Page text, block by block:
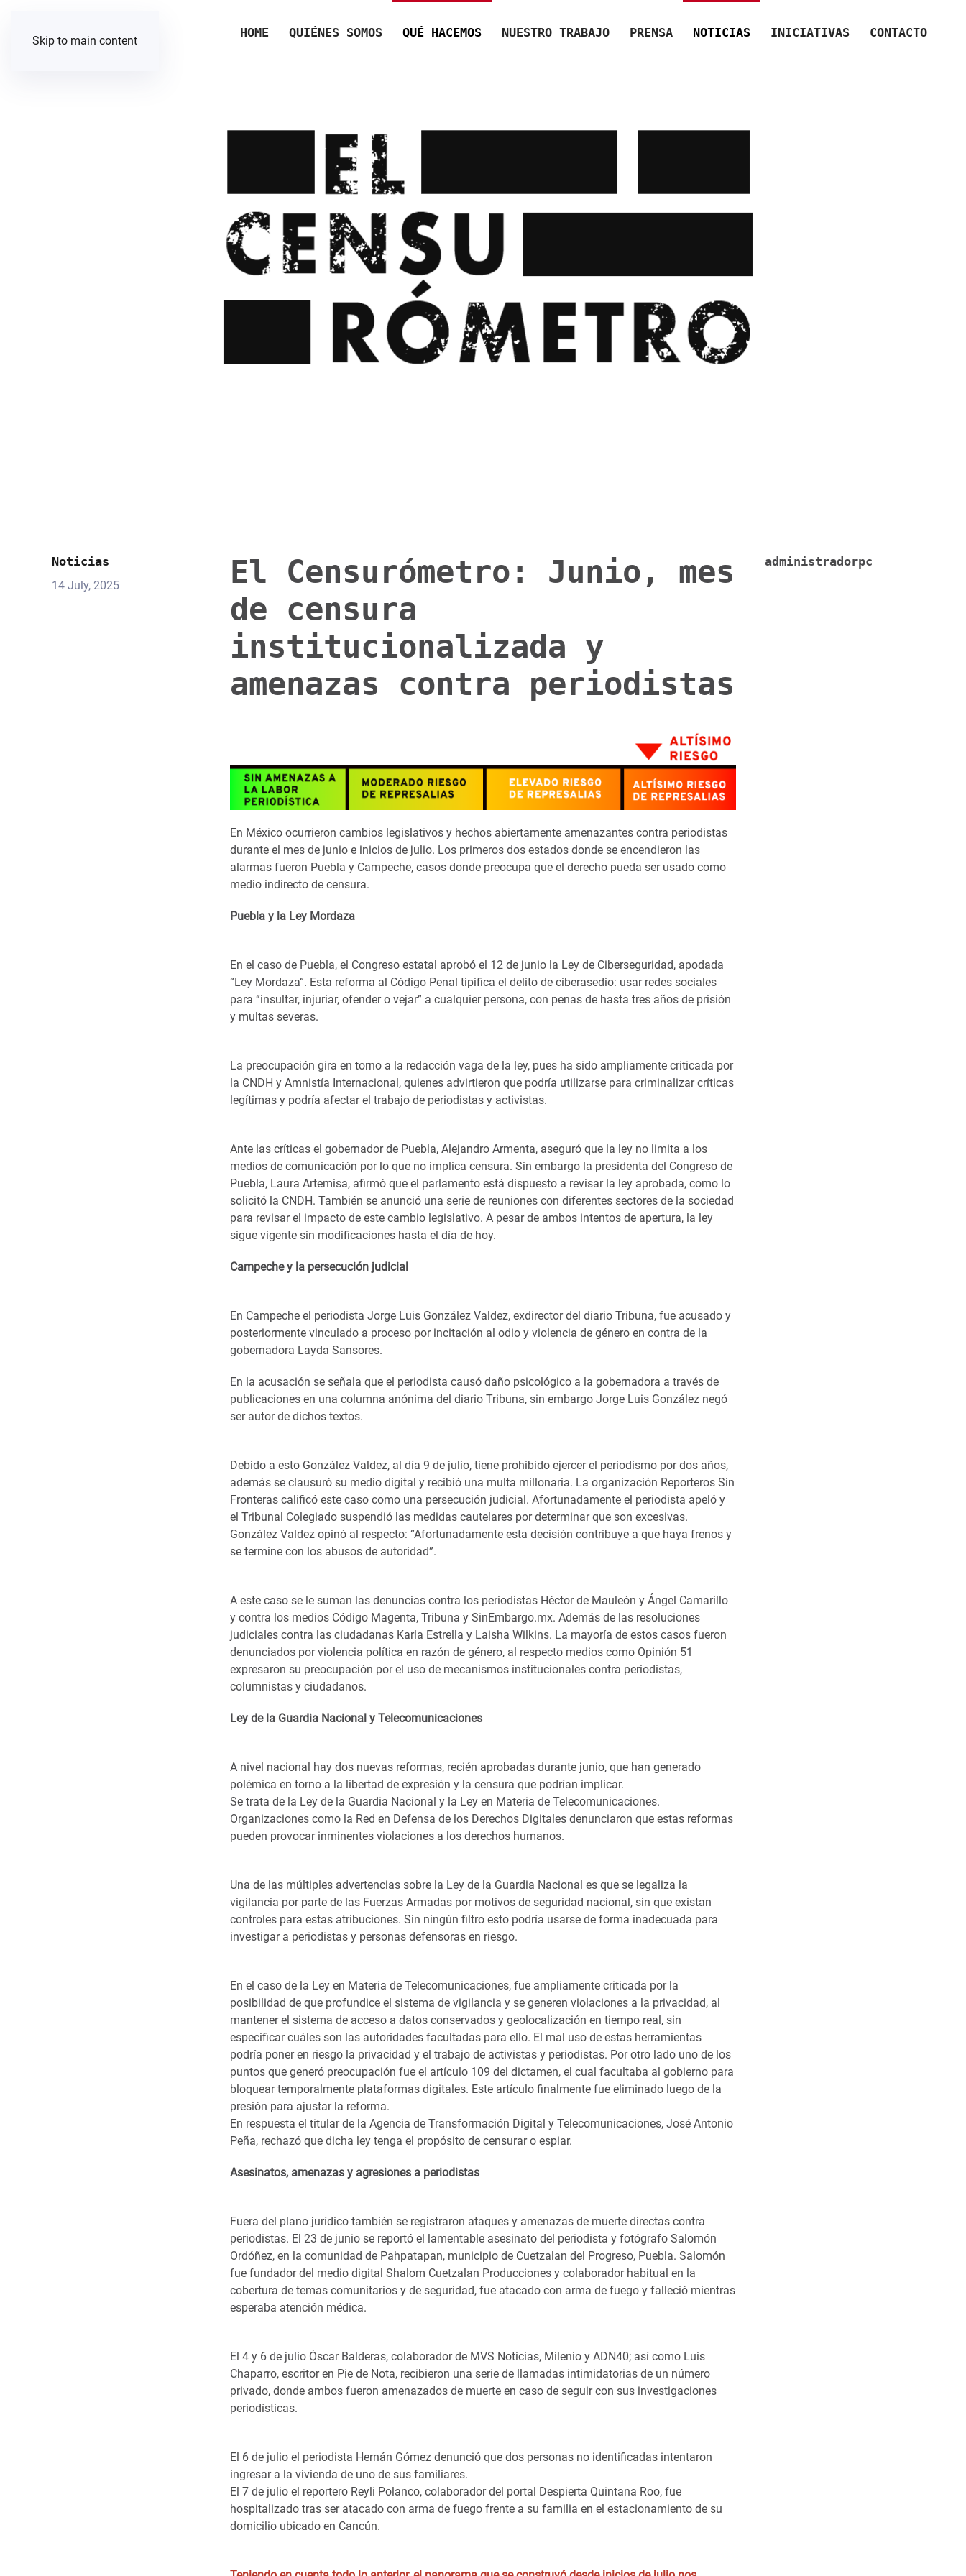
Skip to main content
HOME QUIÉNES SOMOS QUÉ HACEMOS NUESTRO TRABAJO PRENSA NOTICIAS INICIATIVAS CONTACTO
Noticias
14 July, 2025
El Censurómetro: Junio, mes
de censura
institucionalizada y
amenazas contra periodistas
En México ocurrieron cambios legislativos y hechos abiertamente amenazantes contra periodistas
durante el mes de junio e inicios de julio. Los primeros dos estados donde se encendieron las
alarmas fueron Puebla y Campeche, casos donde preocupa que el derecho pueda ser usado como
medio indirecto de censura.
Puebla y la Ley Mordaza
En el caso de Puebla, el Congreso estatal aprobó el 12 de junio la Ley de Ciberseguridad, apodada
“Ley Mordaza”. Esta reforma al Código Penal tipifica el delito de ciberasedio: usar redes sociales
para “insultar, injuriar, ofender o vejar” a cualquier persona, con penas de hasta tres años de prisión
y multas severas.
La preocupación gira en torno a la redacción vaga de la ley, pues ha sido ampliamente criticada por
la CNDH y Amnistía Internacional, quienes advirtieron que podría utilizarse para criminalizar críticas
legítimas y podría afectar el trabajo de periodistas y activistas.
Ante las críticas el gobernador de Puebla, Alejandro Armenta, aseguró que la ley no limita a los
medios de comunicación por lo que no implica censura. Sin embargo la presidenta del Congreso de
Puebla, Laura Artemisa, afirmó que el parlamento está dispuesto a revisar la ley aprobada, como lo
solicitó la CNDH. También se anunció una serie de reuniones con diferentes sectores de la sociedad
para revisar el impacto de este cambio legislativo. A pesar de ambos intentos de apertura, la ley
sigue vigente sin modificaciones hasta el día de hoy.
Campeche y la persecución judicial
En Campeche el periodista Jorge Luis González Valdez, exdirector del diario Tribuna, fue acusado y
posteriormente vinculado a proceso por incitación al odio y violencia de género en contra de la
gobernadora Layda Sansores.
En la acusación se señala que el periodista causó daño psicológico a la gobernadora a través de
publicaciones en una columna anónima del diario Tribuna, sin embargo Jorge Luis González negó
ser autor de dichos textos.
Debido a esto González Valdez, al día 9 de julio, tiene prohibido ejercer el periodismo por dos años,
además se clausuró su medio digital y recibió una multa millonaria. La organización Reporteros Sin
Fronteras calificó este caso como una persecución judicial. Afortunadamente el periodista apeló y
el Tribunal Colegiado suspendió las medidas cautelares por determinar que son excesivas.
González Valdez opinó al respecto: “Afortunadamente esta decisión contribuye a que haya frenos y
se termine con los abusos de autoridad”.
A este caso se le suman las denuncias contra los periodistas Héctor de Mauleón y Ángel Camarillo
y contra los medios Código Magenta, Tribuna y SinEmbargo.mx. Además de las resoluciones
judiciales contra las ciudadanas Karla Estrella y Laisha Wilkins. La mayoría de estos casos fueron
denunciados por violencia política en razón de género, al respecto medios como Opinión 51
expresaron su preocupación por el uso de mecanismos institucionales contra periodistas,
columnistas y ciudadanos.
Ley de la Guardia Nacional y Telecomunicaciones
A nivel nacional hay dos nuevas reformas, recién aprobadas durante junio, que han generado
polémica en torno a la libertad de expresión y la censura que podrían implicar.
Se trata de la Ley de la Guardia Nacional y la Ley en Materia de Telecomunicaciones.
Organizaciones como la Red en Defensa de los Derechos Digitales denunciaron que estas reformas
pueden provocar inminentes violaciones a los derechos humanos.
Una de las múltiples advertencias sobre la Ley de la Guardia Nacional es que se legaliza la
vigilancia por parte de las Fuerzas Armadas por motivos de seguridad nacional, sin que existan
controles para estas atribuciones. Sin ningún filtro esto podría usarse de forma inadecuada para
investigar a periodistas y personas defensoras en riesgo.
En el caso de la Ley en Materia de Telecomunicaciones, fue ampliamente criticada por la
posibilidad de que profundice el sistema de vigilancia y se generen violaciones a la privacidad, al
mantener el sistema de acceso a datos conservados y geolocalización en tiempo real, sin
especificar cuáles son las autoridades facultadas para ello. El mal uso de estas herramientas
podría poner en riesgo la privacidad y el trabajo de activistas y periodistas. Por otro lado uno de los
puntos que generó preocupación fue el artículo 109 del dictamen, el cual facultaba al gobierno para
bloquear temporalmente plataformas digitales. Este artículo finalmente fue eliminado luego de la
presión para ajustar la reforma.
En respuesta el titular de la Agencia de Transformación Digital y Telecomunicaciones, José Antonio
Peña, rechazó que dicha ley tenga el propósito de censurar o espiar.
Asesinatos, amenazas y agresiones a periodistas
Fuera del plano jurídico también se registraron ataques y amenazas de muerte directas contra
periodistas. El 23 de junio se reportó el lamentable asesinato del periodista y fotógrafo Salomón
Ordóñez, en la comunidad de Pahpatapan, municipio de Cuetzalan del Progreso, Puebla. Salomón
fue fundador del medio digital Shalom Cuetzalan Producciones y colaborador habitual en la
cobertura de temas comunitarios y de seguridad, fue atacado con arma de fuego y falleció mientras
esperaba atención médica.
El 4 y 6 de julio Óscar Balderas, colaborador de MVS Noticias, Milenio y ADN40; así como Luis
Chaparro, escritor en Pie de Nota, recibieron una serie de llamadas intimidatorias de un número
privado, donde ambos fueron amenazados de muerte en caso de seguir con sus investigaciones
periodísticas.
El 6 de julio el periodista Hernán Gómez denunció que dos personas no identificadas intentaron
ingresar a la vivienda de uno de sus familiares.
El 7 de julio el reportero Reyli Polanco, colaborador del portal Despierta Quintana Roo, fue
hospitalizado tras ser atacado con arma de fuego frente a su familia en el estacionamiento de su
domicilio ubicado en Cancún.
administradorpc